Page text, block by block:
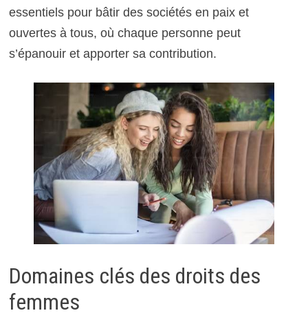
essentiels pour bâtir des sociétés en paix et
ouvertes à tous, où chaque personne peut
s’épanouir et apporter sa contribution.
Domaines clés des droits des
femmes